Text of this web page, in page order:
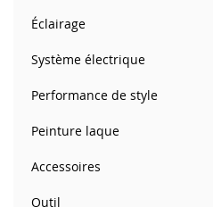
Éclairage
Système électrique
Performance de style
Peinture laque
Accessoires
Outil